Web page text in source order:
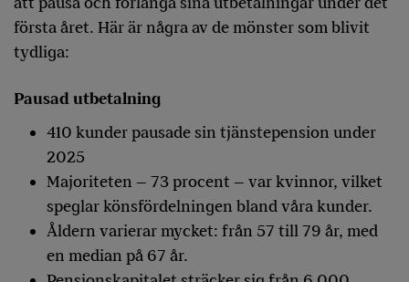
första året. Här är några av de mönster som blivit
tydliga:
Pausad utbetalning
410 kunder pausade sin tjänstepension under
2025
Majoriteten – 73 procent – var kvinnor, vilket
speglar könsfördelningen bland våra kunder.
Åldern varierar mycket: från 57 till 79 år, med
en median på 67 år.